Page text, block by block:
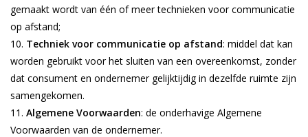
gemaakt wordt van één of meer technieken voor communicatie
op afstand;
Techniek voor communicatie op afstand: middel dat kan
worden gebruikt voor het sluiten van een overeenkomst, zonder
dat consument en ondernemer gelijktijdig in dezelfde ruimte zijn
samengekomen.
Algemene Voorwaarden: de onderhavige Algemene
Voorwaarden van de ondernemer.